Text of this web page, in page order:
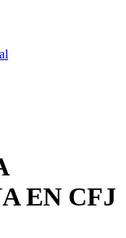
EN CFJ